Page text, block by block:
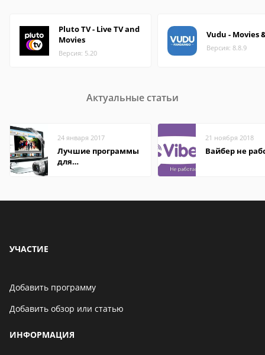
Pluto TV - Live TV and
Movies
Версия: 5.20
Vudu - Movies
Версия: 8.8.9
Актуальные статьи
24 января 2017
Лучшие программы
для
21 ноября 2018
Вайбер не
УЧАСТИЕ
Добавить программу
Добавить обзор или статью
ИНФОРМАЦИЯ